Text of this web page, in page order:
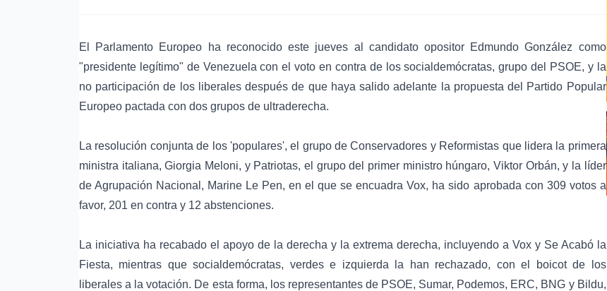
El Parlamento Europeo ha reconocido este jueves al candidato opositor Edmundo González como
"presidente legítimo" de Venezuela con el voto en contra de los socialdemócratas, grupo del PSOE, y la
no participación de los liberales después de que haya salido adelante la propuesta del Partido Popular
Europeo pactada con dos grupos de ultraderecha.
La resolución conjunta de los 'populares', el grupo de Conservadores y Reformistas que lidera la primera
ministra italiana, Giorgia Meloni, y Patriotas, el grupo del primer ministro húngaro, Viktor Orbán, y la líder
de Agrupación Nacional, Marine Le Pen, en el que se encuadra Vox, ha sido aprobada con 309 votos a
favor, 201 en contra y 12 abstenciones.
La iniciativa ha recabado el apoyo de la derecha y la extrema derecha, incluyendo a Vox y Se Acabó la
Fiesta, mientras que socialdemócratas, verdes e izquierda la han rechazado, con el boicot de los
liberales a la votación. De esta forma, los representantes de PSOE, Sumar, Podemos, ERC, BNG y Bildu,